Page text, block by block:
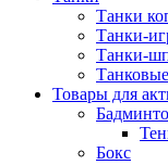
Танки
Танки-
Танки-
Товары для
Бокс